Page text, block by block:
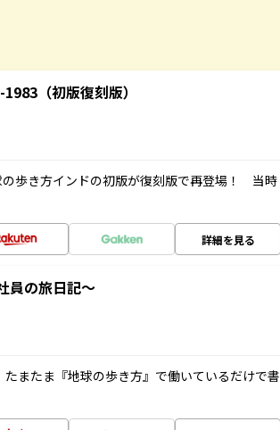
（初版復刻版）
歩き方インドの初版が復刻版で再登場！ 当時
詳細を見る
員の旅日記～
またま『地球の歩き方』で働いているだけで書